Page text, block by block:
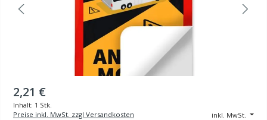
2,21 €
Inhalt: 1 Stk.
inkl. MwSt.
Preise inkl. MwSt. zzgl Versandkosten